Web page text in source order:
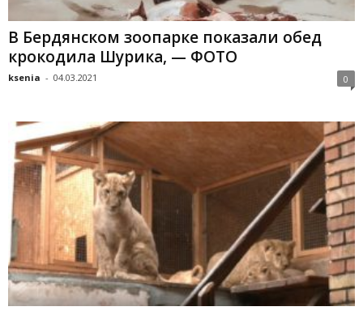
В Бердянском зоопарке показали обед
крокодила Шурика, — ФОТО
ksenia - 04.03.2021 0